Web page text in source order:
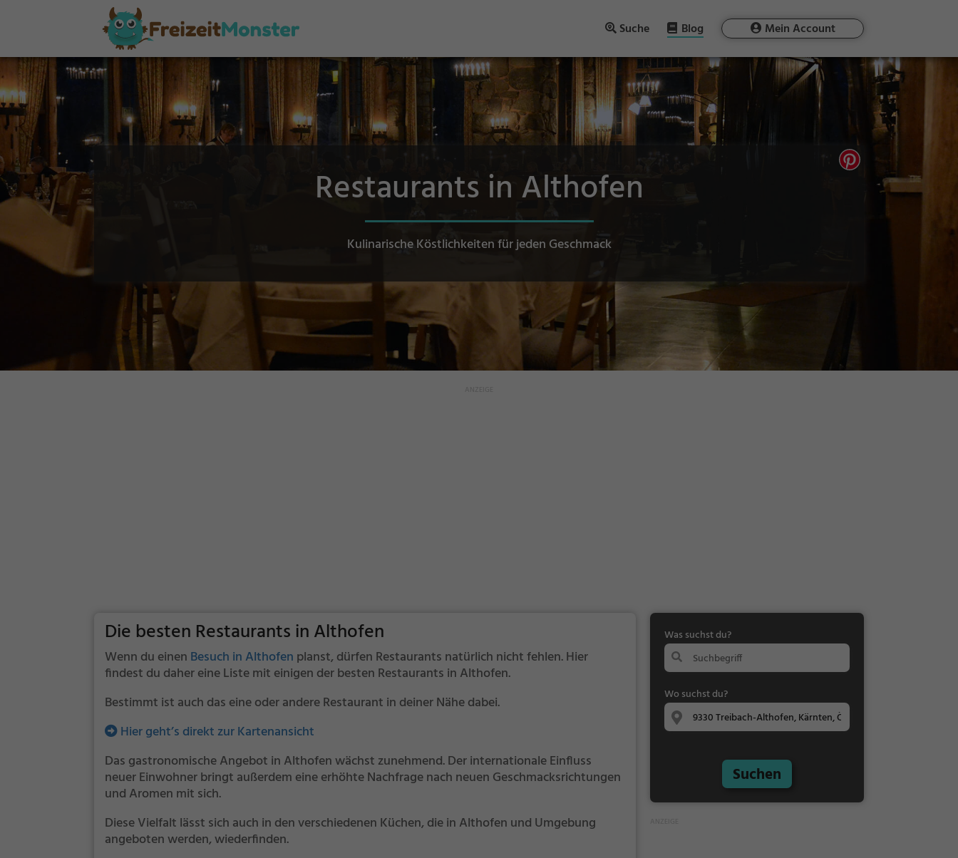
Suche Blog Mein Account
Restaurants in Althofen
Kulinarische Köstlichkeiten für jeden Geschmack
Die besten Restaurants in Althofen
Wenn du einen Besuch in Althofen planst, dürfen Restaurants natürlich nicht fehlen. Hier
findest du daher eine Liste mit einigen der besten Restaurants in Althofen.
Bestimmt ist auch das eine oder andere Restaurant in deiner Nähe dabei.
Hier geht’s direkt zur Kartenansicht
Das gastronomische Angebot in Althofen wächst zunehmend. Der internationale Einfluss
neuer Einwohner bringt außerdem eine erhöhte Nachfrage nach neuen Geschmacksrichtungen
und Aromen mit sich.
Diese Vielfalt lässt sich auch in den verschiedenen Küchen, die in Althofen und Umgebung
angeboten werden, wiederfinden.
Was suchst du?
Wo suchst du?
Suchen